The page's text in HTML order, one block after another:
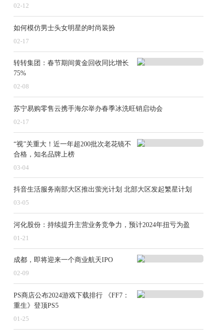
2024年，终端汽车市场迎来一场更激烈的“降价
产业链上游。与TWh时代相伴而来的，是国内动力电池
加速推进到0.3元/Wh阶段。
023年初高峰时期的60万元/吨，跌至当年底的10万元/
吨，在2024年上半年继续呈下滑趋势，年中节点一度徘
徊在9万元/吨，国内动力电池加速推进到0.3元/Wh时
代。有业内人士告诉记者，这一价格，已经触及到了很
多电池企业的成本价。
原材料价格波动下行，让电池价格随之走低。这是
根据产品成本降低所呈现出的正常价格波动。
另一方面，国内动力电池产量仍然高于装车量，供
大于求，行业仍然面临较大的“去库存”压力；在激烈
的“价格战”中，车企不放过任何一个降本的可能，并将
在产能过剩、供过于求且竞争愈发激烈的市场中，
价换量”的策略，和车企谈判，以价格优势来换取份额提
升。这是车企为了抢夺市场，所主动做出的选择。
动力电池单价持续下探，营收下滑成为行业主基
02-12
如何模仿男士头女明星的时尚装扮
02-17
转转集团：春节期间黄金回收同比增长
75%
02-08
苏宁易购零售云携手海尔举办春季冰洗旺销启动会
02-17
“视”关重大！近一年超200批次老花镜不
合格，知名品牌上榜
03-04
抖音生活服务南部大区推出萤光计划 北部大区发起繁星计划
03-05
河化股份：持续提升主营业务竞争力，预计2024年扭亏为盈
01-21
成都，即将迎来一个商业航天IPO
02-09
PS商店公布2024游戏下载排行 《FF7：
重生》登顶PS5
01-25